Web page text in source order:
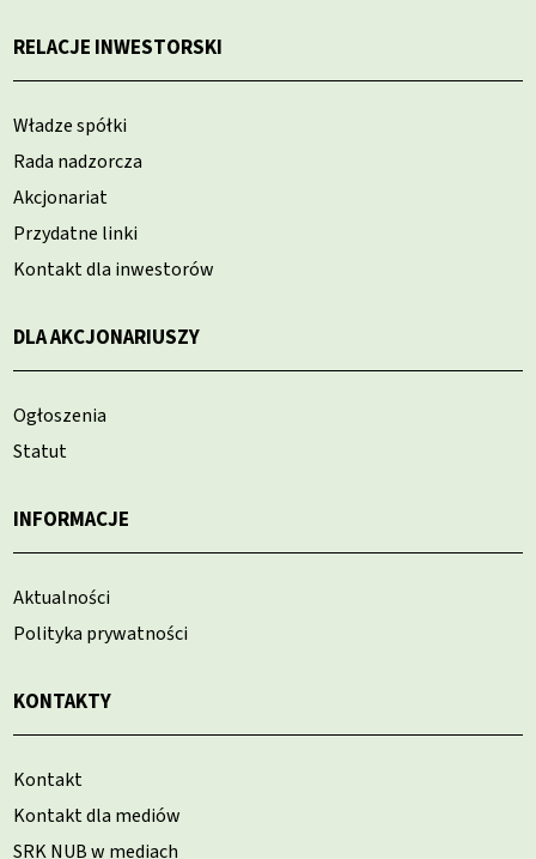
RELACJE INWESTORSKI
Władze spółki
Rada nadzorcza
Akcjonariat
Przydatne linki
Kontakt dla inwestorów
DLA AKCJONARIUSZY
Ogłoszenia
Statut
INFORMACJE
Aktualności
Polityka prywatności
KONTAKTY
Kontakt
Kontakt dla mediów
SRK NUB w mediach